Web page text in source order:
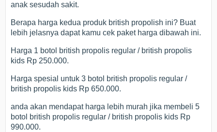
anak sesudah sakit.
Berapa harga kedua produk british propolish ini? Buat
lebih jelasnya dapat kamu cek paket harga dibawah ini.
Harga 1 botol british propolis regular / british propolis
kids Rp 250.000.
Harga spesial untuk 3 botol british propolis regular /
british propolis kids Rp 650.000.
anda akan mendapat harga lebih murah jika membeli 5
botol british propolis regular / british propolis kids Rp
990.000.